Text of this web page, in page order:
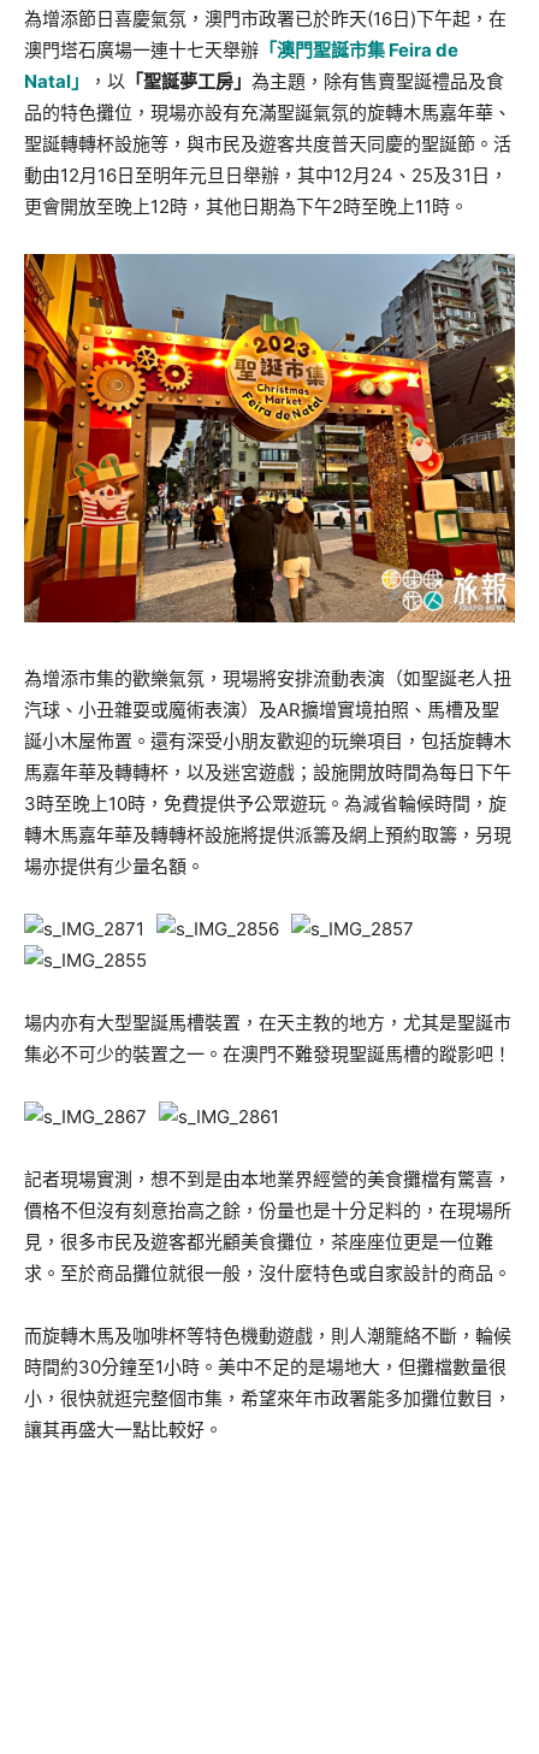
為增添節日喜慶氣氛，澳門市政署已於昨天(16日)下午起，在
澳門塔石廣場一連十七天舉辦 「澳門聖誕市集 Feira de
Natal」
，以 「聖誕夢工房」 為主題，除有售賣聖誕禮品及食
品的特色攤位，現場亦設有充滿聖誕氣氛的旋轉木馬嘉年華、
聖誕轉轉杯設施等，與市民及遊客共度普天同慶的聖誕節。活
動由12月16日至明年元旦日舉辦，其中12月24、25及31日，
更會開放至晚上12時，其他日期為下午2時至晚上11時。
為增添市集的歡樂氣氛，現場將安排流動表演（如聖誕老人扭
汽球、小丑雜耍或魔術表演）及AR擴增實境拍照、馬槽及聖
誕小木屋佈置。還有深受小朋友歡迎的玩樂項目，包括旋轉木
馬嘉年華及轉轉杯，以及迷宮遊戲；設施開放時間為每日下午
3時至晚上10時，免費提供予公眾遊玩。為減省輪候時間，旋
轉木馬嘉年華及轉轉杯設施將提供派籌及網上預約取籌，另現
場亦提供有少量名額。
場内亦有大型聖誕馬槽裝置，在天主教的地方，尤其是聖誕市
集必不可少的裝置之一。在澳門不難發現聖誕馬槽的蹤影吧！
記者現場實測，想不到是由本地業界經營的美食攤檔有驚喜，
價格不但沒有刻意抬高之餘，份量也是十分足料的，在現場所
見，很多市民及遊客都光顧美食攤位，茶座座位更是一位難
求。至於商品攤位就很一般，沒什麼特色或自家設計的商品。
而旋轉木馬及咖啡杯等特色機動遊戲，則人潮籠絡不斷，輪候
時間約30分鐘至1小時。美中不足的是場地大，但攤檔數量很
小，很快就逛完整個市集，希望來年市政署能多加攤位數目，
讓其再盛大一點比較好。